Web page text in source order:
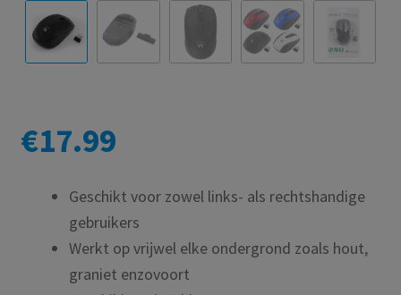
€17.99
Geschikt voor zowel links- als rechtshandige
gebruikers
Werkt op vrijwel elke ondergrond zoals hout,
graniet enzovoort